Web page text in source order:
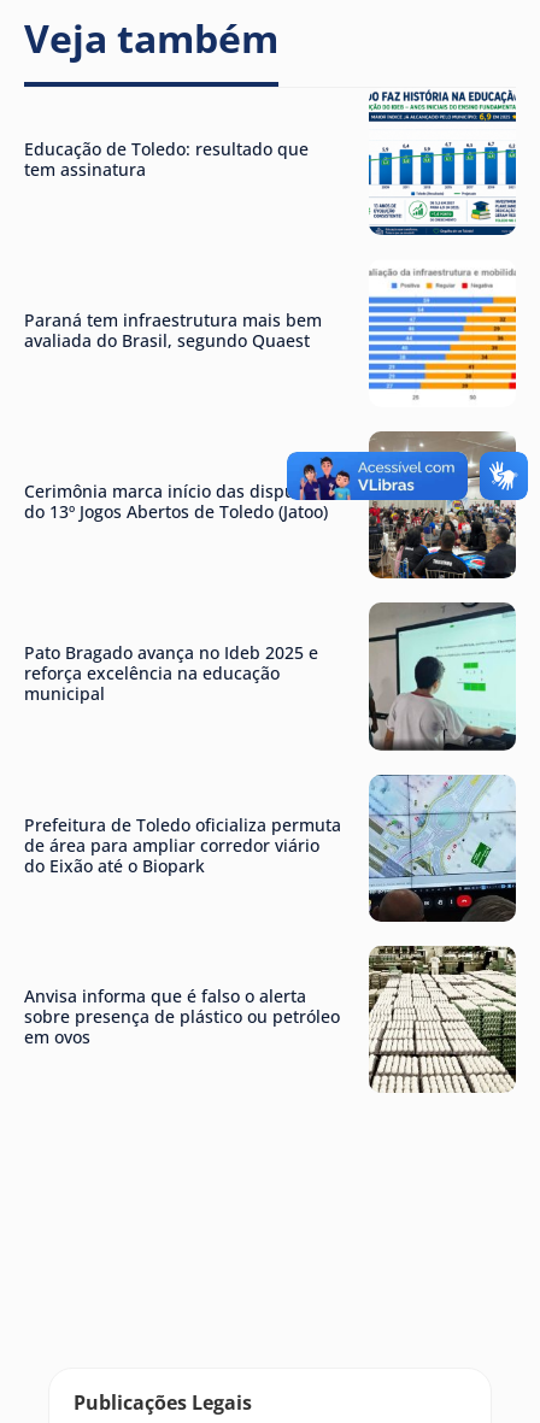
Veja também
Educação de Toledo: resultado que
tem assinatura
Paraná tem infraestrutura mais bem
avaliada do Brasil, segundo Quaest
Cerimônia marca início das disputas
do 13º Jogos Abertos de Toledo (Jatoo)
Pato Bragado avança no Ideb 2025 e
reforça excelência na educação
municipal
Prefeitura de Toledo oficializa permuta
de área para ampliar corredor viário
do Eixão até o Biopark
Anvisa informa que é falso o alerta
sobre presença de plástico ou petróleo
em ovos
Publicações Legais